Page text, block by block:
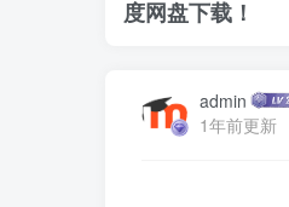
度网盘下载！
admin
1年前更新